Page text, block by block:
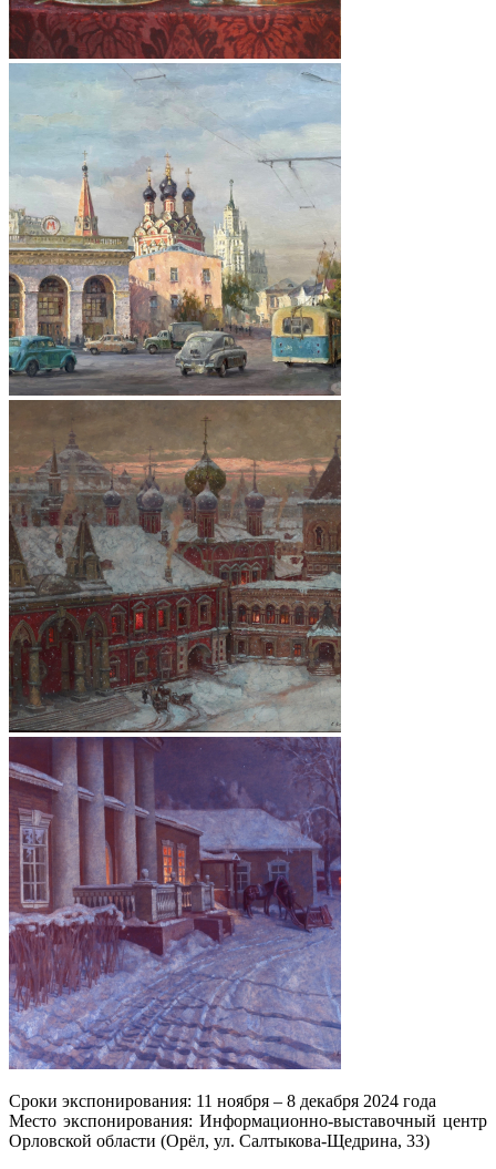
Сроки экспонирования: 11 ноября – 8 декабря 2024 года
Место экспонирования: Информационно-выставочный центр
Орловской области (Орёл, ул. Салтыкова-Щедрина, 33)